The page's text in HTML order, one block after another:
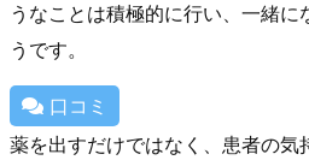
うなことは積極的に行い、一緒に
うです。
口コミ
薬を出すだけではなく、患者の気